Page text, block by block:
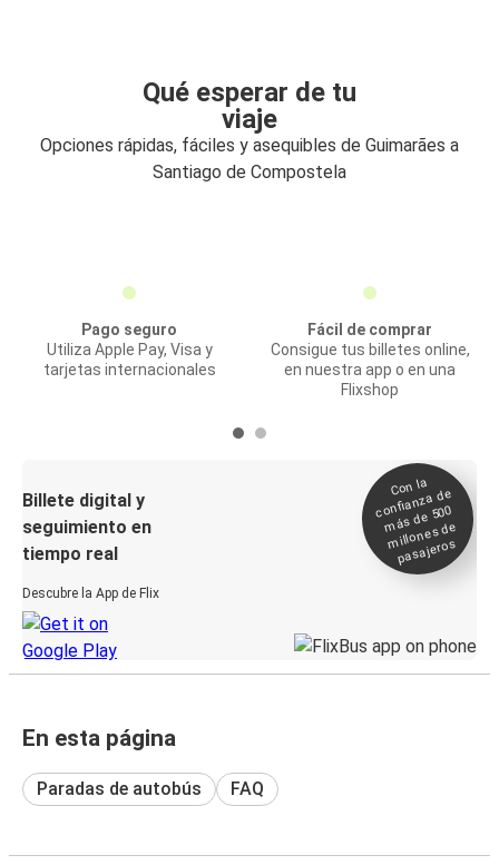
Qué esperar de tu
viaje
Opciones rápidas, fáciles y asequibles de Guimarães a
Santiago de Compostela
Pago seguro
Utiliza Apple Pay, Visa y
tarjetas internacionales
Fácil de comprar
Consigue tus billetes online,
en nuestra app o en una
Flixshop
Billete digital y
seguimiento en
tiempo real
Descubre la App de Flix
Con la
confianza de
más de 500
millones de
pasajeros
En esta página
Paradas de autobús FAQ